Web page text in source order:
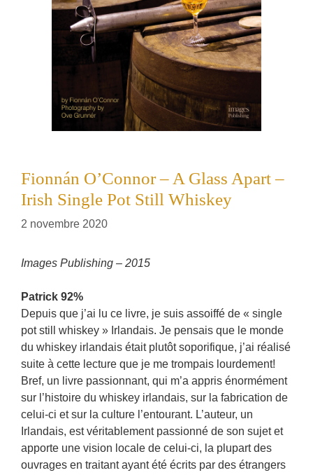
Fionnán O’Connor – A Glass Apart –
Irish Single Pot Still Whiskey
2 novembre 2020
Images Publishing – 2015
Patrick 92%
Depuis que j’ai lu ce livre, je suis assoiffé de « single
pot still whiskey » Irlandais. Je pensais que le monde
du whiskey irlandais était plutôt soporifique, j’ai réalisé
suite à cette lecture que je me trompais lourdement!
Bref, un livre passionnant, qui m’a appris énormément
sur l’histoire du whiskey irlandais, sur la fabrication de
celui-ci et sur la culture l’entourant. L’auteur, un
Irlandais, est véritablement passionné de son sujet et
apporte une vision locale de celui-ci, la plupart des
ouvrages en traitant ayant été écrits par des étrangers